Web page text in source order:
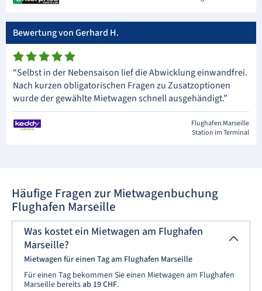
Bewertung von Gerhard H.
“Selbst in der Nebensaison lief die Abwicklung einwandfrei.
Nach kurzen obligatorischen Fragen zu Zusatzoptionen
wurde der gewählte Mietwagen schnell ausgehändigt.”
Flughafen Marseille
Station im Terminal
Häufige Fragen zur Mietwagenbuchung
Flughafen Marseille
Was kostet ein Mietwagen am Flughafen
Marseille?
Mietwagen für einen Tag am Flughafen Marseille
Für einen Tag bekommen Sie einen Mietwagen am Flughafen
Marseille bereitsab 19 CHF.